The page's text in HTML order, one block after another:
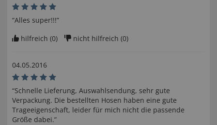
“Alles super!!!”
hilfreich (0) nicht hilfreich (0)
04.05.2016
“Schnelle Lieferung, Auswahlsendung, sehr gute
Verpackung. Die bestellten Hosen haben eine gute
Trageeigenschaft, leider für mich nicht die passende
Größe dabei.”